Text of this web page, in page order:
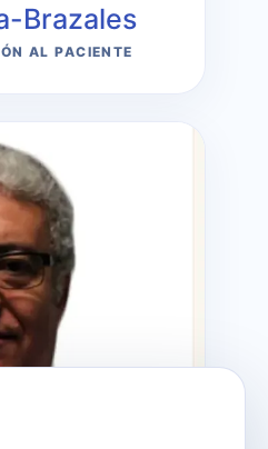
Brazales
AL PACIENTE